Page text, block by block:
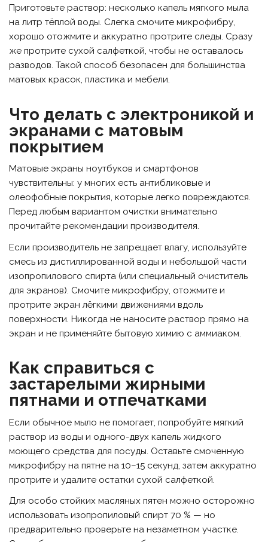
Приготовьте раствор: несколько капель мягкого мыла
на литр тёплой воды. Слегка смочите микрофибру,
хорошо отожмите и аккуратно протрите следы. Сразу
же протрите сухой салфеткой, чтобы не оставалось
разводов. Такой способ безопасен для большинства
матовых красок, пластика и мебели.
Что делать с электроникой и
экранами с матовым
покрытием
Матовые экраны ноутбуков и смартфонов
чувствительны: у многих есть антибликовые и
олеофобные покрытия, которые легко повреждаются.
Перед любым вариантом очистки внимательно
прочитайте рекомендации производителя.
Если производитель не запрещает влагу, используйте
смесь из дистиллированной воды и небольшой части
изопропилового спирта (или специальный очиститель
для экранов). Смочите микрофибру, отожмите и
протрите экран лёгкими движениями вдоль
поверхности. Никогда не наносите раствор прямо на
экран и не применяйте бытовую химию с аммиаком.
Как справиться с
застарелыми жирными
пятнами и отпечатками
Если обычное мыло не помогает, попробуйте мягкий
раствор из воды и одного-двух капель жидкого
моющего средства для посуды. Оставьте смоченную
микрофибру на пятне на 10–15 секунд, затем аккуратно
протрите и удалите остатки сухой салфеткой.
Для особо стойких масляных пятен можно осторожно
использовать изопропиловый спирт 70 % — но
предварительно проверьте на незаметном участке.